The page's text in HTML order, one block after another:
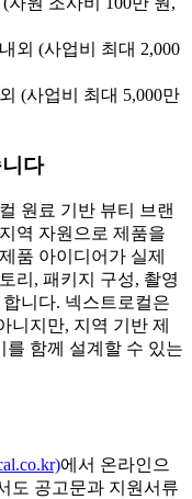
외 (사업비 최대 2,000
(사업비 최대 5,000만
다
원료 기반 뷰티 브랜
역 자원으로 제품을
품 아이디어가 실제
리, 패키지 구성, 촬영
니다. 넥스트로컬은
니지만, 지역 기반 제
함께 설계할 수 있는
에서 온라인으
도 공고문과 지원서류